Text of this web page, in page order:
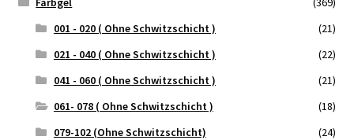
001 - 020 ( Ohne Schwitzschicht )
(21)
021 - 040 ( Ohne Schwitzschicht )
(22)
041 - 060 ( Ohne Schwitzschicht )
(21)
061- 078 ( Ohne Schwitzschicht )
(18)
079-102 (Ohne Schwitzschicht)
(24)